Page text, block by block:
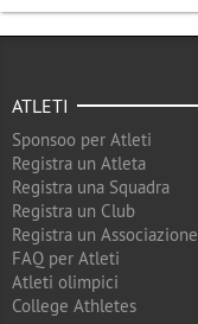
ATLETI
Sponsoo per Atleti
Registra un Atleta
Registra una Squadra
Registra un Club
Registra un Associazione
FAQ per Atleti
Atleti olimpici
College Athletes